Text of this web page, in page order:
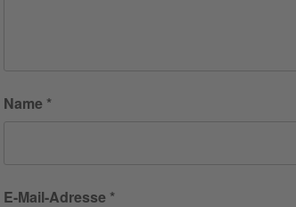
Name *
E-Mail-Adresse *